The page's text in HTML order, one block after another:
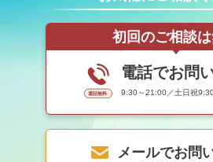
初回のご相談
電話でお問
9:30～21:00／土日祝
メールでお問